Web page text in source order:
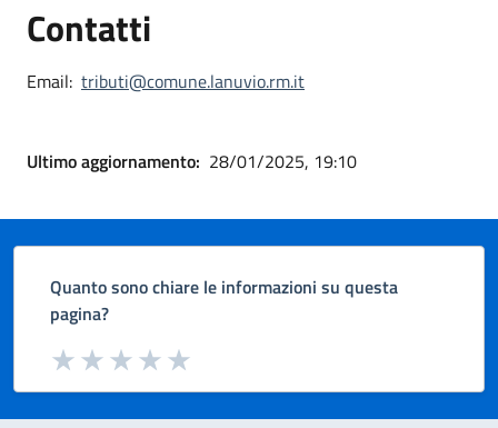
Contatti
Email: tributi@comune.lanuvio.rm.it
Ultimo aggiornamento: 28/01/2025, 19:10
Quanto sono chiare le informazioni su questa
pagina?
Valuta da 1 a 5 stelle la pagina
Valuta 5 stelle su 5
Valuta 4 stelle su 5
Valuta 3 stelle su 5
Valuta 2 stelle su 5
Valuta 1 stelle su 5